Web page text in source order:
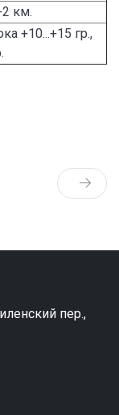
км.
+10...+15 гр.,
пер.,